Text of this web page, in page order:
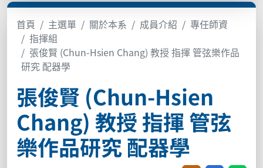
首頁 主選單 關於本系 成員介紹
專任師資
指揮組
張俊賢 (Chun-Hsien Chang) 教授 指揮 管弦樂作品
研究 配器學
張俊賢 (Chun-Hsien
Chang) 教授 指揮 管弦
樂作品研究 配器學